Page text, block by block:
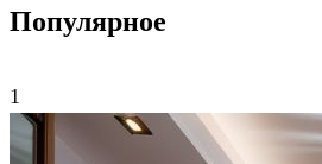
Популярное
1